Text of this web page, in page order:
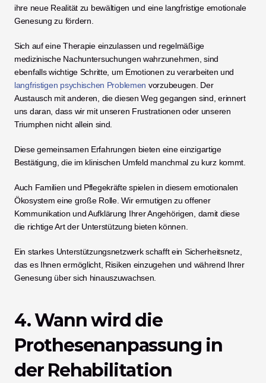
ihre neue Realität zu bewältigen und eine langfristige emotionale
Genesung zu fördern.
Sich auf eine Therapie einzulassen und regelmäßige
medizinische Nachuntersuchungen wahrzunehmen, sind
langfristigen psychischen Problemen vorzubeugen. Der
Austausch mit anderen, die diesen Weg gegangen sind, erinnert
uns daran, dass wir mit unseren Frustrationen oder unseren
Triumphen nicht allein sind.
Diese gemeinsamen Erfahrungen bieten eine einzigartige
Bestätigung, die im klinischen Umfeld manchmal zu kurz kommt.
Auch Familien und Pflegekräfte spielen in diesem emotionalen
Ökosystem eine große Rolle. Wir ermutigen zu offener
Kommunikation und Aufklärung Ihrer Angehörigen, damit diese
die richtige Art der Unterstützung bieten können.
Ein starkes Unterstützungsnetzwerk schafft ein Sicherheitsnetz,
das es Ihnen ermöglicht, Risiken einzugehen und während Ihrer
Genesung über sich hinauszuwachsen.
4. Wann wird die
Prothesenanpassung in
der Rehabilitation